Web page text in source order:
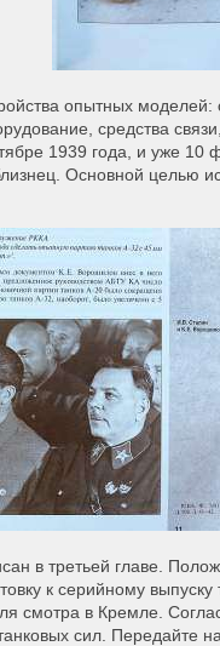
опытных
средства
1939 года, и уже
Основной целью
в третьей главе.
к серийному
смотра в Кремле.
сил. Передайте